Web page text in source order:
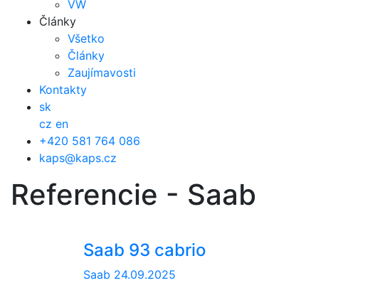
VW
Články
Všetko
Články
Zaujímavosti
Kontakty
sk
cz en
+420 581 764 086
kaps@kaps.cz
Referencie - Saab
Saab 93 cabrio
Saab 24.09.2025